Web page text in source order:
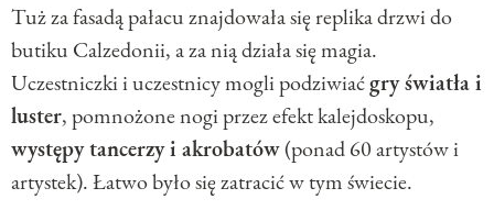
Tuż za fasadą pałacu znajdowała się replika drzwi do
butiku Calzedonii, a za nią działa się magia.
Uczestniczki i uczestnicy mogli podziwiaćgry światła i
luster, pomnożone nogi przez efekt kalejdoskopu,
występy tancerzy i akrobatów(ponad 60 artystów i
artystek). Łatwo było się zatracić w tym świecie.